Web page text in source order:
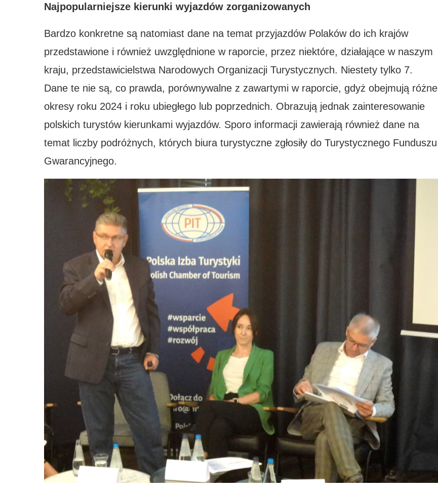
Najpopularniejsze kierunki wyjazdów zorganizowanych
Bardzo konkretne są natomiast dane na temat przyjazdów Polaków do ich krajów
przedstawione i również uwzględnione w raporcie, przez niektóre, działające w naszym
kraju, przedstawicielstwa Narodowych Organizacji Turystycznych. Niestety tylko 7.
Dane te nie są, co prawda, porównywalne z zawartymi w raporcie, gdyż obejmują różne
okresy roku 2024 i roku ubiegłego lub poprzednich. Obrazują jednak zainteresowanie
polskich turystów kierunkami wyjazdów. Sporo informacji zawierają również dane na
temat liczby podróżnych, których biura turystyczne zgłosiły do Turystycznego Funduszu
Gwarancyjnego.